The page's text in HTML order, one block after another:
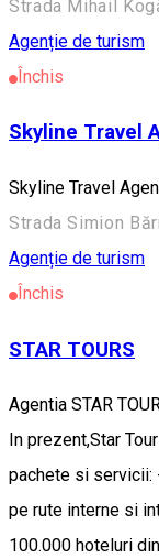
Agenție de turism
Închis
Skyline Travel
Skyline Travel
Strada Simion
Agenție de turism
Închis
STAR TOURS
Agentia STAR
In prezent,Star
pachete si servicii:
pe rute interne si
100.000 hoteluri